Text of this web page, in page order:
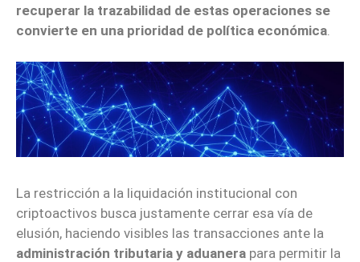
recuperar la trazabilidad de estas operaciones se
convierte en una prioridad de política económica.
La restricción a la liquidación institucional con
criptoactivos busca justamente cerrar esa vía de
elusión, haciendo visibles las transacciones ante la
administración tributaria y aduanera para permitir la